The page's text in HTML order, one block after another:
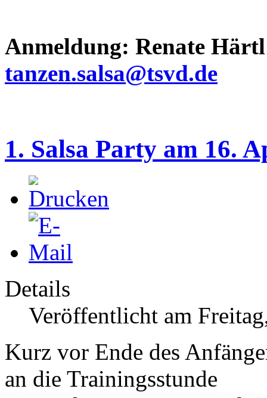
Anmeldung: Renate Härtl
tanzen.salsa@tsvd.de
1. Salsa Party am 16.
Details
Veröffentlicht am
Kurz vor Ende des
an die Trainingsstunde